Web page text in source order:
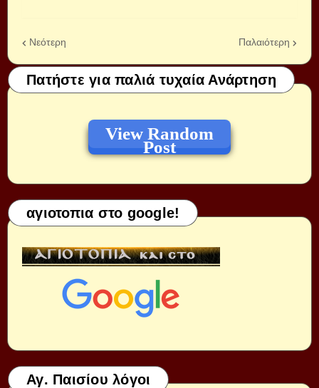
Νεότερη Παλαιότερη
Πατήστε για παλιά τυχαία Ανάρτηση
View Random
Post
αγιοτοπια στο google!
Αγ. Παισίου λόγοι